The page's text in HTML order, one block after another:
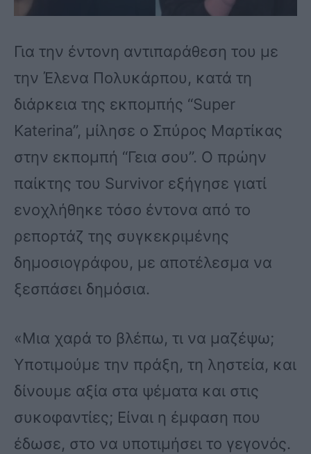
Για την έντονη αντιπαράθεση του με
την Έλενα Πολυκάρπου, κατά τη
διάρκεια της εκπομπής “Super
Katerina”, μίλησε ο Σπύρος Μαρτίκας
στην εκπομπή “Γεια σου”. Ο πρώην
παίκτης του Survivor εξήγησε γιατί
ενοχλήθηκε τόσο έντονα από το
ρεπορτάζ της συγκεκριμένης
δημοσιογράφου, με αποτέλεσμα να
ξεσπάσει δημόσια.
«Μια χαρά το βλέπω, τι να μαζέψω;
Υποτιμούμε την πράξη, τη ληστεία, και
δίνουμε αξία στα ψέματα και στις
συκοφαντίες; Είναι η έμφαση που
έδωσε, στο να υποτιμήσει το γεγονός.